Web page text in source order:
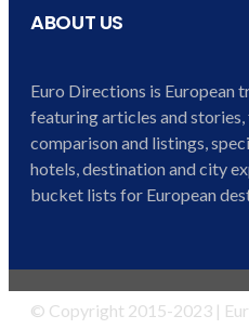
ABOUT US
Euro Directions is European
featuring articles and
comparison and listings,
hotels, destination and city
bucket lists for European
© Copyright 2015-2023 |